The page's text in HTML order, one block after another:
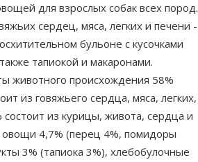
для взрослых собак всех пород.
сердец, мяса, легких и печени -
бульоне с кусочками
тапиокой и макаронами.
животного происхождения 58%
из говяжьего сердца, мяса, легких,
состоит из курицы, живота, сердца и
4,7% (перец 4%, помидоры
3% (тапиока 3%), хлебобулочные